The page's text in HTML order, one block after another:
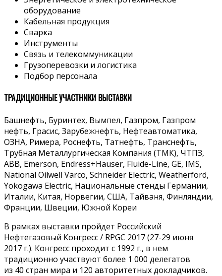
оборудование
Кабельная продукция
Сварка
Инструменты
Связь и телекоммуникации
Грузоперевозки и логистика
Подбор персонала
ТРАДИЦИОННЫЕ УЧАСТНИКИ ВЫСТАВКИ
Башнефть, Буринтех, Вымпел, Газпром, Газпром
нефть, Грасис, Зарубежнефть, Нефтеавтоматика,
ОЗНА, Римера, Роснефть, Татнефть, Транснефть,
Трубная Металлургическая Компания (ТМК), ЧТПЗ,
ABB, Emerson, Endress+Hauser, Fluide-Line, GE, IMS,
National Oilwell Varco, Schneider Electric, Weatherford,
Yokogawa Electric, Национальные стенды Германии,
Италии, Китая, Норвегии, США, Тайваня, Финляндии,
Франции, Швеции, Южной Кореи
В рамках выставки пройдет Российский
Нефтегазовый Конгресс / RPGC 2017 (27-29 июня
2017 г.). Конгресс проходит с 1992 г., в нем
традиционно участвуют более 1 000 делегатов
из 40 стран мира и 120 авторитетных докладчиков.